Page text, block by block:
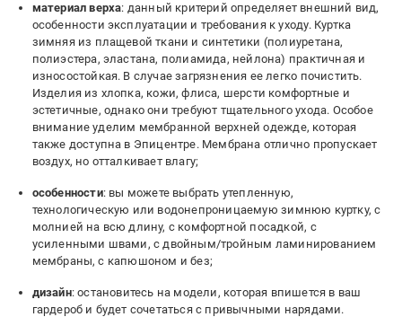
материал верха: данный критерий определяет внешний вид,
особенности эксплуатации и требования к уходу. Куртка
зимняя из плащевой ткани и синтетики (полиуретана,
полиэстера, эластана, полиамида, нейлона) практичная и
износостойкая. В случае загрязнения ее легко почистить.
Изделия из хлопка, кожи, флиса, шерсти комфортные и
эстетичные, однако они требуют тщательного ухода. Особое
внимание уделим мембранной верхней одежде, которая
также доступна в Эпицентре. Мембрана отлично пропускает
воздух, но отталкивает влагу;
особенности: вы можете выбрать утепленную,
технологическую или водонепроницаемую зимнюю куртку, с
молнией на всю длину, с комфортной посадкой, с
усиленными швами, с двойным/тройным ламинированием
мембраны, с капюшоном и без;
дизайн: остановитесь на модели, которая впишется в ваш
гардероб и будет сочетаться с привычными нарядами.